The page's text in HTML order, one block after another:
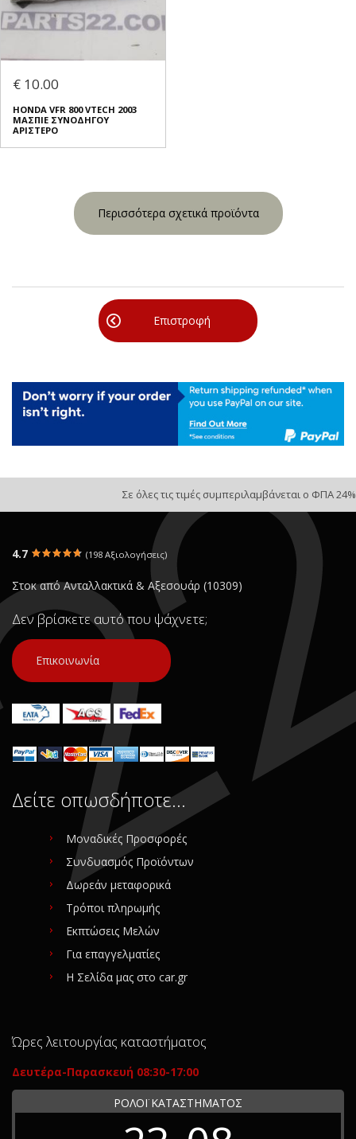
€ 10.00
HONDA VFR 800 VTECH 2003
ΜΑΣΠΙΕ ΣΥΝΟΔΗΓΟΥ
ΑΡΙΣΤΕΡΟ
Περισσότερα σχετικά προϊόντα
Επιστροφή
Σε όλες τις τιμές συμπεριλαμβάνεται ο ΦΠΑ 24%
4.7 (198 Αξιολογήσεις)
Στοκ από Ανταλλακτικά & Αξεσουάρ (10309)
Δεν βρίσκετε αυτό που ψάχνετε;
Επικοινωνία
Δείτε οπωσδήποτε…
Μοναδικές Προσφορές
Συνδυασμός Προϊόντων
Δωρεάν μεταφορικά
Τρόποι πληρωμής
Εκπτώσεις Μελών
Για επαγγελματίες
Η Σελίδα μας στο car.gr
Ώρες λειτουργίας καταστήματος
Δευτέρα-Παρασκευή 08:30-17:00
ΡΟΛΟΪ ΚΑΤΑΣΤΗΜΑΤΟΣ